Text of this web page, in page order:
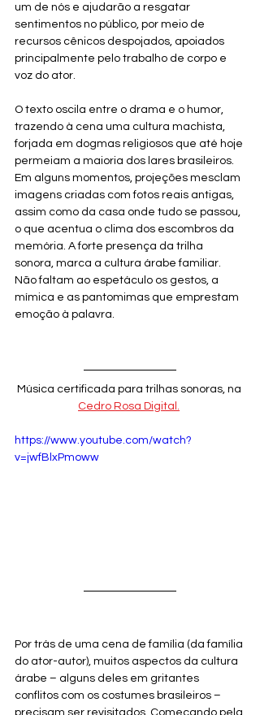
um de nós e ajudarão a resgatar
sentimentos no público, por meio de
recursos cênicos despojados, apoiados
principalmente pelo trabalho de corpo e
voz do ator.
O texto oscila entre o drama e o humor,
trazendo à cena uma cultura machista,
forjada em dogmas religiosos que até hoje
permeiam a maioria dos lares brasileiros.
Em alguns momentos, projeções mesclam
imagens criadas com fotos reais antigas,
assim como da casa onde tudo se passou,
o que acentua o clima dos escombros da
memória. A forte presença da trilha
sonora, marca a cultura árabe familiar.
Não faltam ao espetáculo os gestos, a
mímica e as pantomimas que emprestam
emoção à palavra.
Música certificada para trilhas sonoras, na
Cedro Rosa Digital.
https://www.youtube.com/watch?
v=jwfBlxPmoww
Por trás de uma cena de família (da família
do ator-autor), muitos aspectos da cultura
árabe – alguns deles em gritantes
conflitos com os costumes brasileiros –